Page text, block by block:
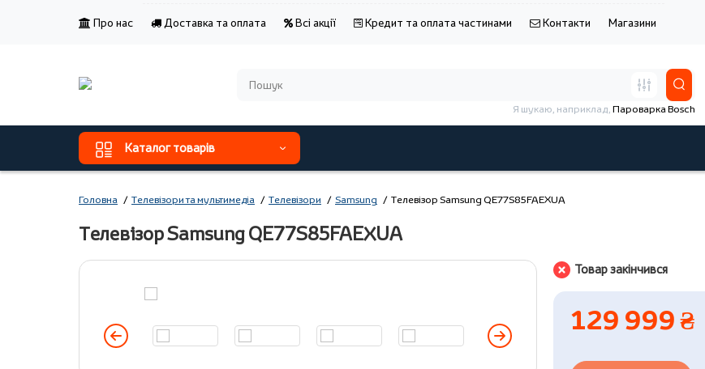
Про нас Доставка та оплата Всі акції Кредит та оплата частинами Контакти Магазини
Я шукаю, наприклад,Пароварка Bosch
Каталог товарів
Головна Телевізори та мультимедіа Телевізори Samsung Телевізор Samsung QE77S85FAEXUA
Телевізор Samsung QE77S85FAEXUA
Товар закінчився
129 999 ₴